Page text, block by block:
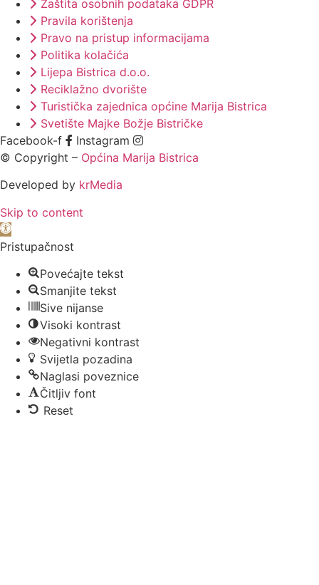
Zaštita osobnih podataka GDPR
Pravila korištenja
Pravo na pristup informacijama
Politika kolačića
Lijepa Bistrica d.o.o.
Reciklažno dvorište
Turistička zajednica općine Marija Bistrica
Svetište Majke Božje Bistričke
Facebook-f
Instagram
© Copyright – Općina Marija Bistrica
Developed by krMedia
Skip to content
Open toolbar
Pristupačnost
Povećajte tekst
Smanjite tekst
Sive nijanse
Visoki kontrast
Negativni kontrast
Svijetla pozadina
Naglasi poveznice
Čitljiv font
Reset